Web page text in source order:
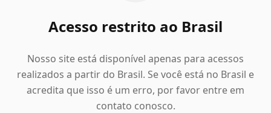
Acesso restrito ao Brasil
Nosso site está disponível apenas para acessos
realizados a partir do Brasil. Se você está no Brasil e
acredita que isso é um erro, por favor entre em
contato conosco.